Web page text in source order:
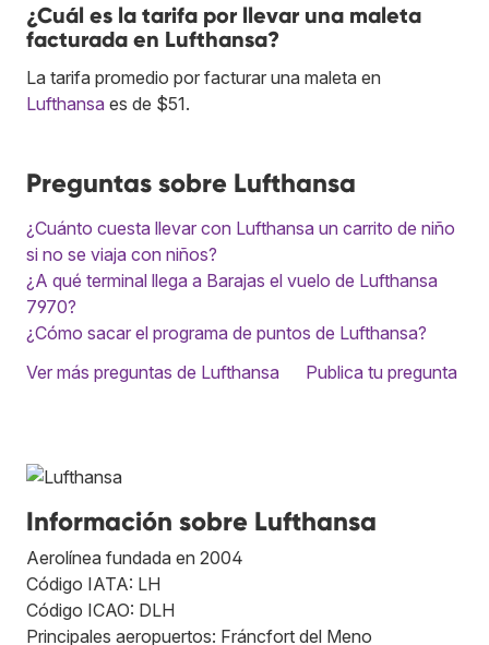
¿Cuál es la tarifa por llevar una maleta
facturada en Lufthansa?
La tarifa promedio por facturar una maleta en
Lufthansa es de $51.
Preguntas sobre Lufthansa
¿Cuánto cuesta llevar con Lufthansa un carrito de niño
si no se viaja con niños?
¿A qué terminal llega a Barajas el vuelo de Lufthansa
7970?
¿Cómo sacar el programa de puntos de Lufthansa?
Ver más preguntas de Lufthansa
Publica tu pregunta
Información sobre Lufthansa
Aerolínea fundada en 2004
Código IATA: LH
Código ICAO: DLH
Principales aeropuertos: Fráncfort del Meno